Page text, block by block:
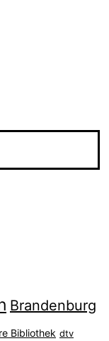
Brandenburg
Bibliothek dtv